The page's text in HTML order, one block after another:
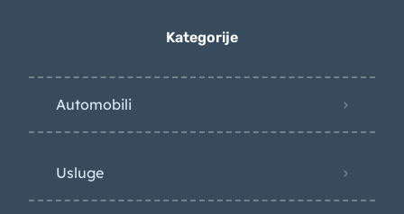
Kategorije
Automobili
Usluge